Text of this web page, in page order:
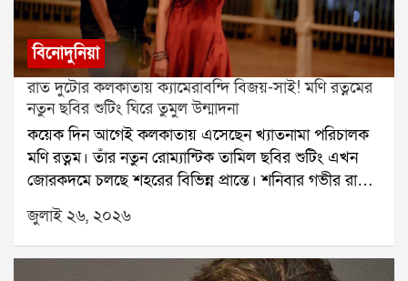
বিনোদুনিয়া
রাত দুটোর কলকাতায় ক্যামেরাবন্দি বিজয়-সাই! মণি রত্নমের
নতুন ছবির শুটিং ঘিরে তুমুল উন্মাদনা
কয়েক দিন আগেই কলকাতায় এসেছেন খ্যাতনামা পরিচালক
মণি রত্নম। তাঁর নতুন রোম্যান্টিক তামিল ছবির শুটিং এখন
জোরকদমে চলছে শহরের বিভিন্ন প্রান্তে। শনিবার গভীর রাতে
হাওড়া ব্রিজে ছবির একটি গুরুত্বপূর্ণ দৃশ্যের শুটিং করেন বিজয়
সেতুপতি ও সাই পল্লবী। রাত হলেও সেখানে উপস্থিত কয়েক
জন পথচারী তাঁদের দেখে উচ্ছ্বসিত হয়ে পড়েন।বুধবার রাতে
কলকাতায় পৌঁছেছিলেন বিজয় সেতুপতি। পরের দিন ভোরে
জুলাই ২৬, ২০২৬